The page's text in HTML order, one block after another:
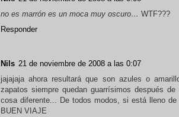
no es marrón es un moca muy oscuro… WTF???
Responder
Nils 21 de noviembre de 2008 a las 0:07
jajajaja ahora resultará que son azules o
zapatos siempre quedan guarrísimos después
cosa diferente... De todos modos, si está lleno
BUEN VIAJE